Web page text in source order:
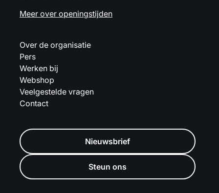
Meer over openingstijden
Over de organisatie
Pers
Werken bij
Webshop
Veelgestelde vragen
Contact
Nieuwsbrief
Steun ons